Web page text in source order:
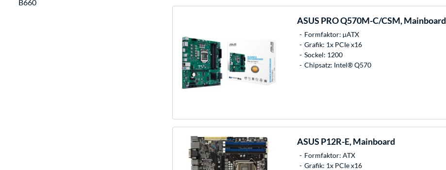
B660
ASUS PRO Q570M-C/CSM, Mainboard
Formfaktor: µATX
Grafik: 1x PCIe x16
Sockel: 1200
Chipsatz: Intel® Q570
ASUS P12R-E, Mainboard
Formfaktor: ATX
Grafik: 1x PCIe x16